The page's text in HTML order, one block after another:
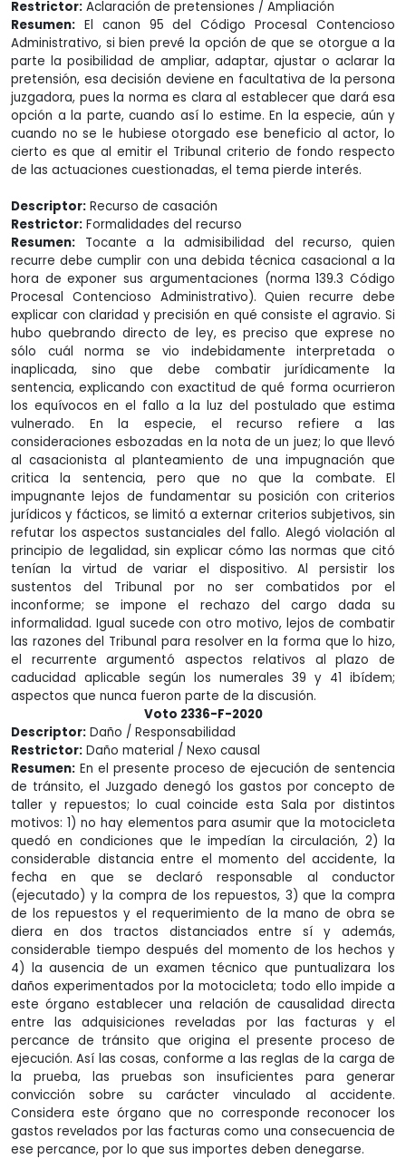
Restrictor: Aclaración de pretensiones / Ampliación
Resumen: El canon 95 del Código Procesal Contencioso
Administrativo, si bien prevé la opción de que se otorgue a la
parte la posibilidad de ampliar, adaptar, ajustar o aclarar la
pretensión, esa decisión deviene en facultativa de la persona
juzgadora, pues la norma es clara al establecer que dará esa
opción a la parte, cuando así lo estime. En la especie, aún y
cuando no se le hubiese otorgado ese beneficio al actor, lo
cierto es que al emitir el Tribunal criterio de fondo respecto
de las actuaciones cuestionadas, el tema pierde interés.
Descriptor: Recurso de casación
Restrictor: Formalidades del recurso
Resumen: Tocante a la admisibilidad del recurso, quien
recurre debe cumplir con una debida técnica casacional a la
hora de exponer sus argumentaciones (norma 139.3 Código
Procesal Contencioso Administrativo). Quien recurre debe
explicar con claridad y precisión en qué consiste el agravio. Si
hubo quebrando directo de ley, es preciso que exprese no
sólo cuál norma se vio indebidamente interpretada o
inaplicada, sino que debe combatir jurídicamente la
sentencia, explicando con exactitud de qué forma ocurrieron
los equívocos en el fallo a la luz del postulado que estima
vulnerado. En la especie, el recurso refiere a las
consideraciones esbozadas en la nota de un juez; lo que llevó
al casacionista al planteamiento de una impugnación que
critica la sentencia, pero que no que la combate. El
impugnante lejos de fundamentar su posición con criterios
jurídicos y fácticos, se limitó a externar criterios subjetivos, sin
refutar los aspectos sustanciales del fallo. Alegó violación al
principio de legalidad, sin explicar cómo las normas que citó
tenían la virtud de variar el dispositivo. Al persistir los
sustentos del Tribunal por no ser combatidos por el
inconforme; se impone el rechazo del cargo dada su
informalidad. Igual sucede con otro motivo, lejos de combatir
las razones del Tribunal para resolver en la forma que lo hizo,
el recurrente argumentó aspectos relativos al plazo de
caducidad aplicable según los numerales 39 y 41 ibídem;
aspectos que nunca fueron parte de la discusión.
Voto 2336-F-2020
Descriptor: Daño / Responsabilidad
Restrictor: Daño material / Nexo causal
Resumen: En el presente proceso de ejecución de sentencia
de tránsito, el Juzgado denegó los gastos por concepto de
taller y repuestos; lo cual coincide esta Sala por distintos
motivos: 1) no hay elementos para asumir que la motocicleta
quedó en condiciones que le impedían la circulación, 2) la
considerable distancia entre el momento del accidente, la
fecha en que se declaró responsable al conductor
(ejecutado) y la compra de los repuestos, 3) que la compra
de los repuestos y el requerimiento de la mano de obra se
diera en dos tractos distanciados entre sí y además,
considerable tiempo después del momento de los hechos y
4) la ausencia de un examen técnico que puntualizara los
daños experimentados por la motocicleta; todo ello impide a
este órgano establecer una relación de causalidad directa
entre las adquisiciones reveladas por las facturas y el
percance de tránsito que origina el presente proceso de
ejecución. Así las cosas, conforme a las reglas de la carga de
la prueba, las pruebas son insuficientes para generar
convicción sobre su carácter vinculado al accidente.
Considera este órgano que no corresponde reconocer los
gastos revelados por las facturas como una consecuencia de
ese percance, por lo que sus importes deben denegarse.